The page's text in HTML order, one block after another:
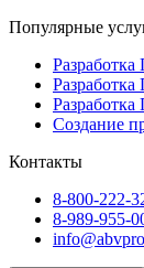
Популярные
Создание
Контакты
8-800-222-
8-989-955-